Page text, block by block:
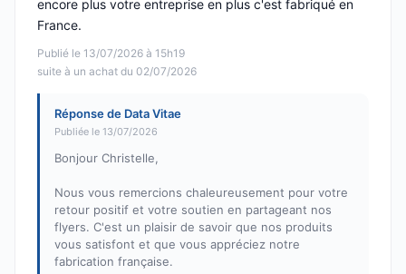
Publié le 13/07/2026 à 15h19
suite à un achat du 02/07/2026
encore plus votre entreprise en plus c'est fabriqué en
France.
Réponse de Data Vitae
Publiée le 13/07/2026
Bonjour Christelle,
Nous vous remercions chaleureusement pour votre
retour positif et votre soutien en partageant nos
flyers. C'est un plaisir de savoir que nos produits
vous satisfont et que vous appréciez notre
fabrication française.